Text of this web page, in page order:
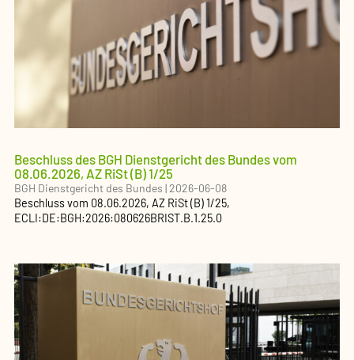
Beschluss des BGH Dienstgericht des Bundes vom
08.06.2026, AZ RiSt (B) 1/25
BGH Dienstgericht des Bundes |2026-06-08
Beschlussvom 08.06.2026, AZ RiSt (B) 1/25,
ECLI:DE:BGH:2026:080626BRIST.B.1.25.0